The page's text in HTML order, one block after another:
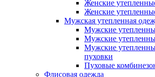
Женские
Женские
Мужская утепленная
Мужские
Мужские
Мужские
пуховки
Пуховые
Флисовая одежда